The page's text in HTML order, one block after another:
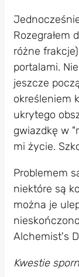
Rozegrałem
różne
portalami.
jeszcze
określeniem
ukrytego
gwiazdkę w
mi życie.
Problemem
niektóre są
można je
Alchemist's
Kwestie